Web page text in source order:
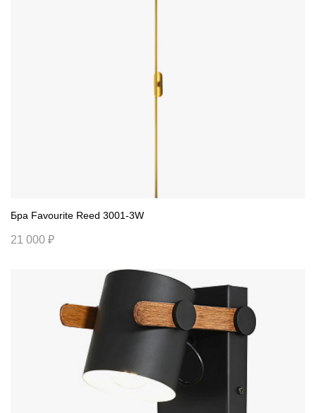
Бра Favourite Reed 3001-3W
21 000 ₽